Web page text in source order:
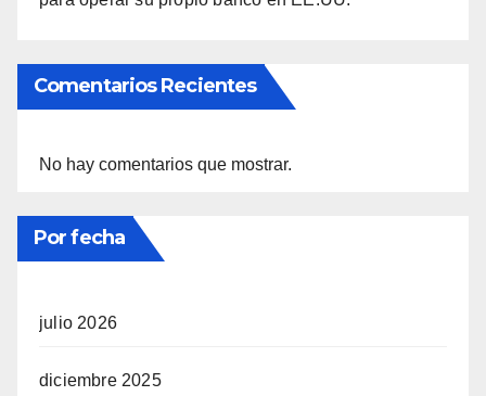
Comentarios Recientes
No hay comentarios que mostrar.
Por fecha
julio 2026
diciembre 2025